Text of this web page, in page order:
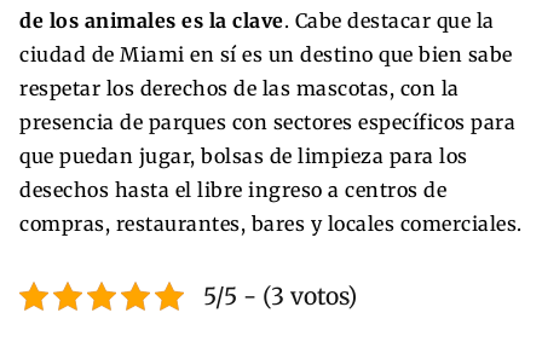
de los animales es la clave. Cabe destacar que la
ciudad de Miami en sí es un destino que bien sabe
respetar los derechos de las mascotas, con la
presencia de parques con sectores específicos para
que puedan jugar, bolsas de limpieza para los
desechos hasta el libre ingreso a centros de
compras, restaurantes, bares y locales comerciales.
5/5 - (3 votos)